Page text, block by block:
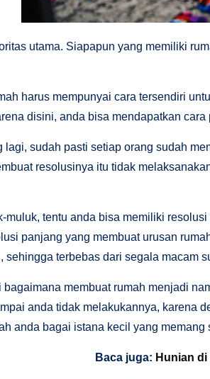
utama. Siapapun yang memiliki
harus mempunyai cara tersendiri
disini, anda bisa mendapatkan
sudah pasti setiap orang sudah
resolusinya itu tidak
muluk, tentu anda bisa memiliki
panjang yang membuat urusan
sehingga terbebas dari segala macam
membuat rumah menjadi
anda tidak melakukannya, karena
anda bagai istana kecil yang memang
Baca juga: Hunian